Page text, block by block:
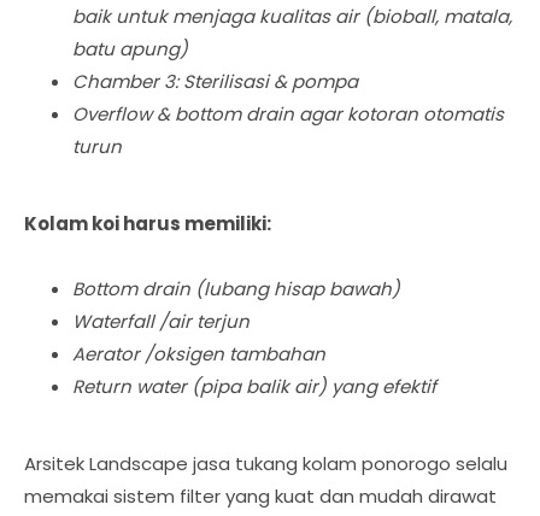
baik untuk menjaga kualitas air (bioball, matala,
batu apung)
Chamber 3: Sterilisasi & pompa
Overflow & bottom drain agar kotoran otomatis
turun
Kolam koi harus memiliki:
Bottom drain (lubang hisap bawah)
Waterfall /air terjun
Aerator /oksigen tambahan
Return water (pipa balik air) yang efektif
Arsitek Landscape jasa tukang kolam ponorogo selalu
memakai sistem filter yang kuat dan mudah dirawat